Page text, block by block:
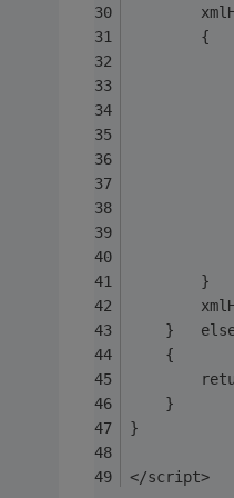
		}
}
	{
	}
}
</script>